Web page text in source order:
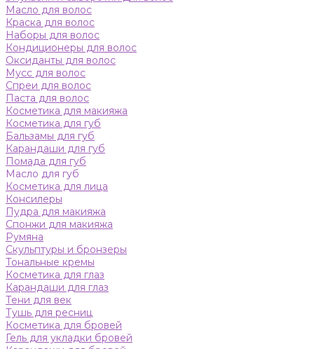
Масло для волос
Краска для волос
Наборы для волос
Кондиционеры для волос
Оксиданты для волос
Мусс для волос
Спреи для волос
Паста для волос
Косметика для макияжа
Косметика для губ
Бальзамы для губ
Карандаши для губ
Помада для губ
Масло для губ
Косметика для лица
Консилеры
Пудра для макияжа
Спонжи для макияжа
Румяна
Скульптуры и бронзеры
Тональные кремы
Косметика для глаз
Карандаши для глаз
Тени для век
Тушь для ресниц
Косметика для бровей
Гель для укладки бровей